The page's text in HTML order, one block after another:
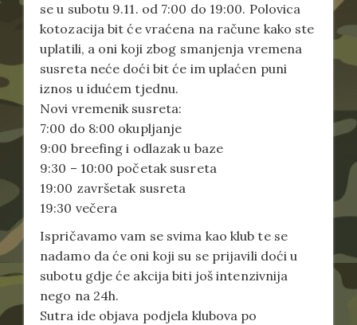
se u subotu 9.11. od 7:00 do 19:00. Polovica
kotozacija bit će vraćena na račune kako ste
uplatili, a oni koji zbog smanjenja vremena
susreta neće doći bit će im uplaćen puni
iznos u idućem tjednu.
Novi vremenik susreta:
7:00 do 8:00 okupljanje
9:00 breefing i odlazak u baze
9:30 – 10:00 početak susreta
19:00 završetak susreta
19:30 večera
Ispričavamo vam se svima kao klub te se
nadamo da će oni koji su se prijavili doći u
subotu gdje će akcija biti još intenzivnija
nego na 24h.
Sutra ide objava podjela klubova po